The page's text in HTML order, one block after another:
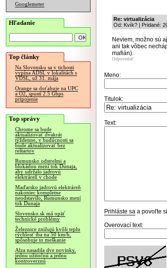
Googlemeter
Hľadanie
Top články
Na Slovensku sa v tichosti
vypína ADSL v lokalitách s
VDSL, už 31. mája
Orange sa doťahuje na UPC
a O2, spustí 2.5 Gbps
pripojenie
Top správy
Chrome sa bude
aktualizovať dvakrát
týždenne, v budúcnosti sa
bude aktualizovať bez
reštartov
Rumunsko odstrelmi a
blokádou mení tok Dunaja,
aby udržalo jadrovú
elektráreň v chode
Maďarsko jadrovú elektráreň
nakoniec kompletne
neodstavilo, Rumunsko mení
tok Dunaja
Slovensko.sk má opäť
technické problémy
Železnice znižujú kvôli teplu
rýchlosť iba na 50 km/h,
spôsobuje to meškanie
Alza nasadila dve novinky,
jednu užitočnú a jednu
kontroverznú
Re: virtualizácia
Od: Kvík? | Pridané:
Neviem, možno sú
ani tak vôbec
mafián).
Odpovedať
Meno:
Titulok:
Text:
Prihláste sa a povoľte
Overovací text: